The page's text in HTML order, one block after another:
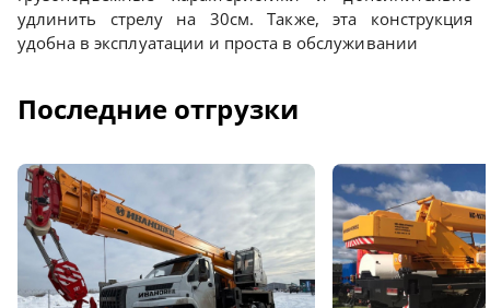
удлинить стрелу на 30см. Также, эта конструкция
удобна в эксплуатации и проста в обслуживании
Последние отгрузки